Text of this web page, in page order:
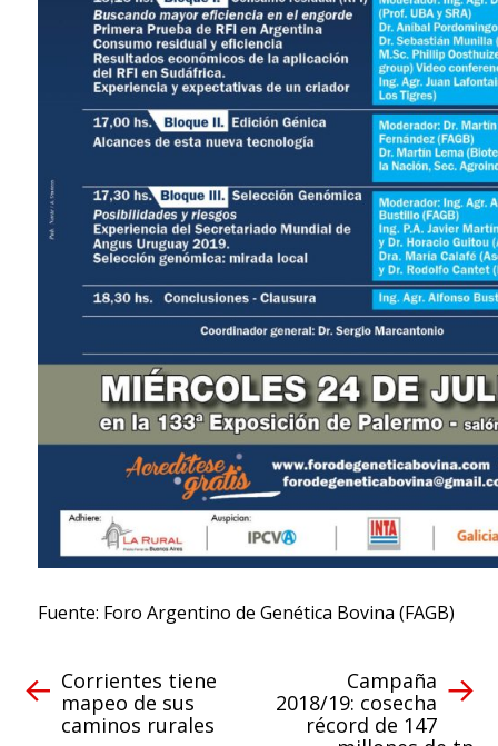
Fuente: Foro Argentino de Genética Bovina (FAGB)
Corrientes tiene
mapeo de sus
caminos rurales
Campaña
2018/19: cosecha
récord de 147